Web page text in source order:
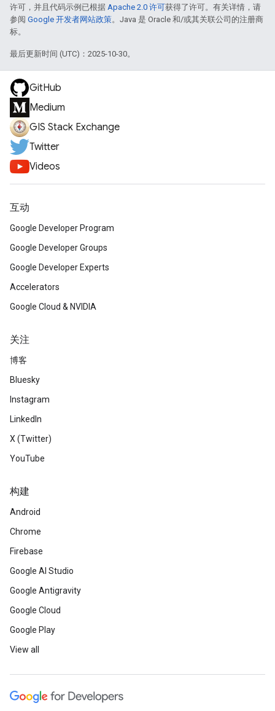
许可，并且代码示例已根据 Apache 2.0 许可获得了许可。有关详情，请
参阅 Google 开发者网站政策。Java 是 Oracle 和/或其关联公司的注册商
标。
最后更新时间 (UTC)：2025-10-30。
GitHub
Medium
GIS Stack Exchange
Twitter
Videos
互动
Google Developer Program
Google Developer Groups
Google Developer Experts
Accelerators
Google Cloud & NVIDIA
关注
博客
Bluesky
Instagram
LinkedIn
X (Twitter)
YouTube
构建
Android
Chrome
Firebase
Google AI Studio
Google Antigravity
Google Cloud
Google Play
View all